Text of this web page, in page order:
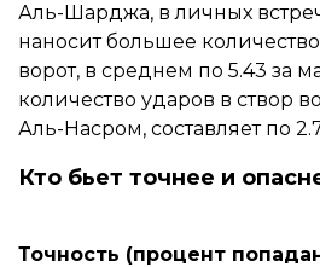
Аль-Шарджа, в личных
наносит большее
ворот, в среднем по 5.43 за
количество ударов в створ
Аль-Насром, составляет по
Кто бьет точнее и
Точность (процент